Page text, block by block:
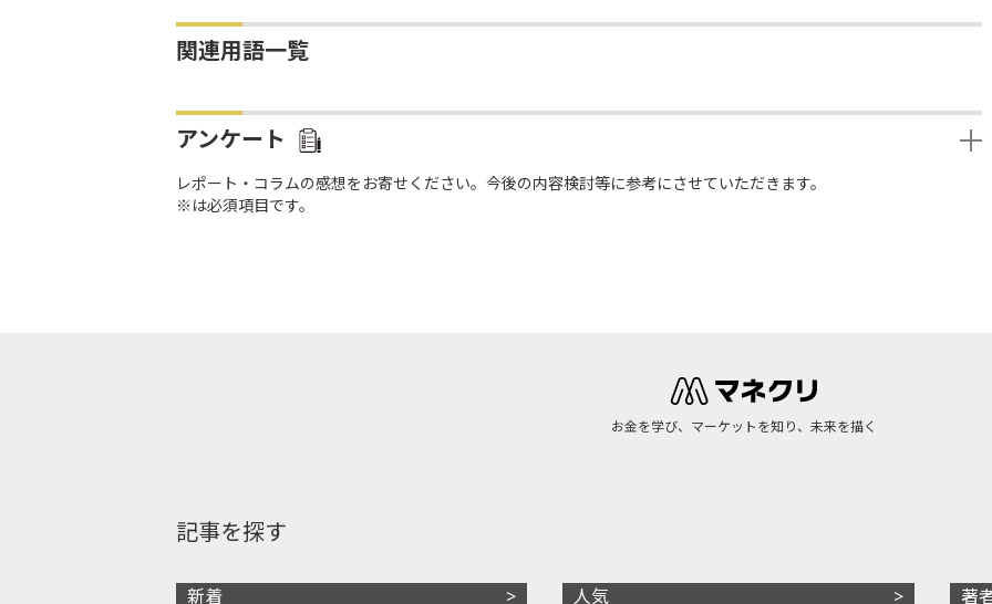
関連用語一覧
アンケート
レポート・コラムの感想をお寄せください。今後の内容検討等に参考にさせていただきます。
※は必須項目です。
お金を学び、マーケットを知り、未来を描く
記事を探す
新着 人気 著